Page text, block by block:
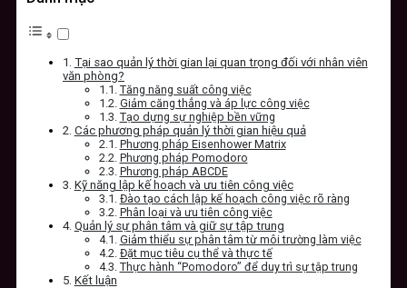
Tại sao quản lý thời gian lại quan trọng đối với nhân viên
văn phòng?
Tăng năng suất công việc
Giảm căng thẳng và áp lực công việc
Tạo dựng sự nghiệp bền vững
Các phương pháp quản lý thời gian hiệu quả
Phương pháp Eisenhower Matrix
Phương pháp Pomodoro
Phương pháp ABCDE
Kỹ năng lập kế hoạch và ưu tiên công việc
Đào tạo cách lập kế hoạch công việc rõ ràng
Phân loại và ưu tiên công việc
Quản lý sự phân tâm và giữ sự tập trung
Giảm thiểu sự phân tâm từ môi trường làm việc
Đặt mục tiêu cụ thể và thực tế
Thực hành “Pomodoro” để duy trì sự tập trung
Kết luận